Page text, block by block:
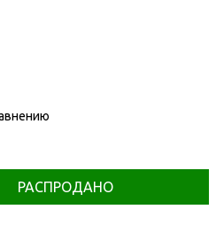
РАСПРОДАНО